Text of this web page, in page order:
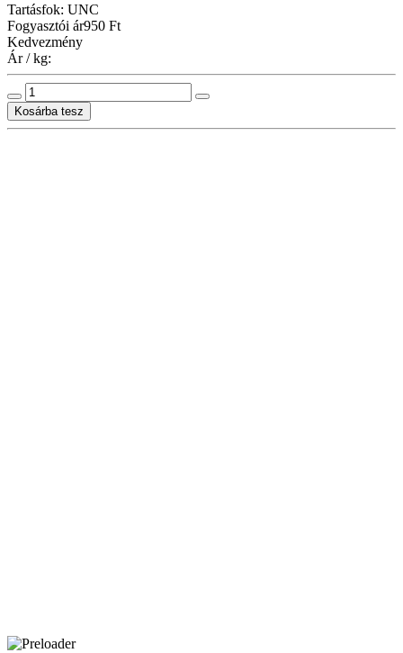
Tartásfok: UNC
Fogyasztói ár950 Ft
Kedvezmény
Ár / kg: